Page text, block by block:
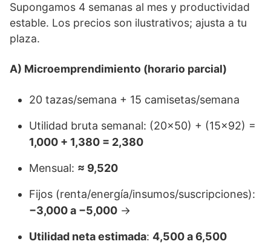
Supongamos 4 semanas al mes y productividad
estable. Los precios son ilustrativos; ajusta a tu
plaza.
A) Microemprendimiento (horario parcial)
20 tazas/semana + 15 camisetas/semana
Utilidad bruta semanal: (20×50) + (15×92) =
1,000 + 1,380 = 2,380
Mensual: ≈ 9,520
Fijos (renta/energía/insumos/suscripciones):
−3,000 a −5,000 →
Utilidad neta estimada: 4,500 a 6,500